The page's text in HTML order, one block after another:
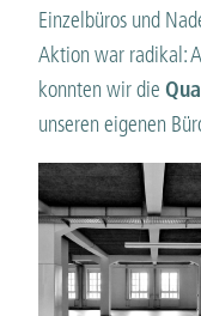
Einzelbüros und
Aktion war radikal:
konnten wir die
unseren eigenen